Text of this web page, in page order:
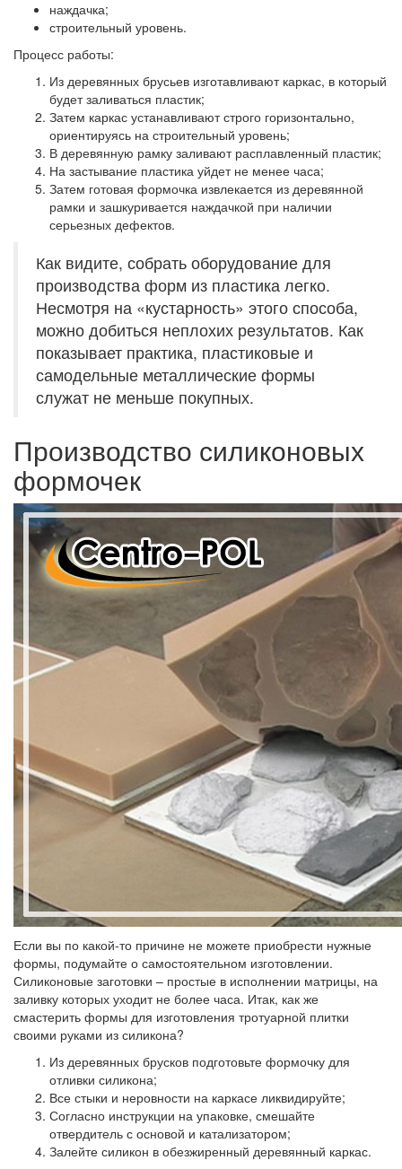
наждачка;
строительный уровень.
Процесс работы:
Из деревянных брусьев изготавливают каркас, в который
будет заливаться пластик;
Затем каркас устанавливают строго горизонтально,
ориентируясь на строительный уровень;
В деревянную рамку заливают расплавленный пластик;
На застывание пластика уйдет не менее часа;
Затем готовая формочка извлекается из деревянной
рамки и зашкуривается наждачкой при наличии
серьезных дефектов.
Как видите, собрать оборудование для
производства форм из пластика легко.
Несмотря на «кустарность» этого способа,
можно добиться неплохих результатов. Как
показывает практика, пластиковые и
самодельные металлические формы
служат не меньше покупных.
Производство силиконовых
формочек
Если вы по какой-то причине не можете приобрести нужные
формы, подумайте о самостоятельном изготовлении.
Силиконовые заготовки – простые в исполнении матрицы, на
заливку которых уходит не более часа. Итак, как же
смастерить формы для изготовления тротуарной плитки
своими руками из силикона?
Из деревянных брусков подготовьте формочку для
отливки силикона;
Все стыки и неровности на каркасе ликвидируйте;
Согласно инструкции на упаковке, смешайте
отвердитель с основой и катализатором;
Залейте силикон в обезжиренный деревянный каркас.